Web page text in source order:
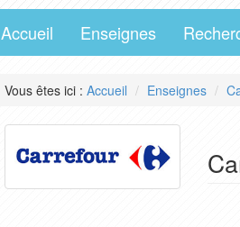
Accueil Enseignes
Vous êtes ici : Accueil Enseignes